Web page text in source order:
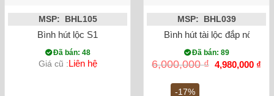
MSP: BHL105
Bình hút lộc S1
Đã bán: 48
Giá cũ :Liên hệ
-17%
MSP: BHL039
Bình hút tài lộc đắp nổi
Đã bán: 89
6,000,000₫ Giá
gốc
4,980,000 ₫